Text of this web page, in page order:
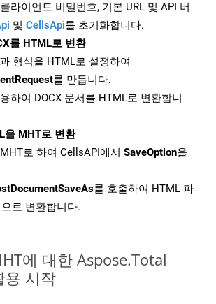
라이언트 비밀번호, 기본 URL 및 API 버
및 CellsApi를 초기화합니다.
를 HTML로 변환
형식을 HTML로 설정하여
를 만듭니다.
하여 DOCX 문서를 HTML로 변환합니
을 MHT로 변환
로 하여 CellsAPI에서 SaveOption을
를 호출하여 HTML 파
로 변환합니다.
에 대한 Aspose.Total
용 시작